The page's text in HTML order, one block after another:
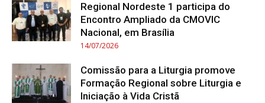
Regional Nordeste 1 participa do
Encontro Ampliado da CMOVIC
Nacional, em Brasília
14/07/2026
Comissão para a Liturgia promove
Formação Regional sobre Liturgia e
Iniciação à Vida Cristã